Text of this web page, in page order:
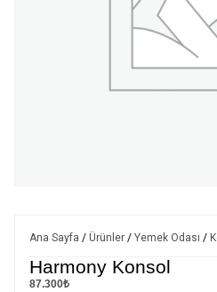
Ana Sayfa / Ürünler / Yemek Odası /
Harmony Konsol
87.300₺